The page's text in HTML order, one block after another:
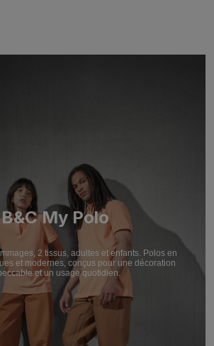
B&C My Polo
2 tissus, adultes et enfants. Polos en
et modernes, conçus pour une décoration
et un usage quotidien.